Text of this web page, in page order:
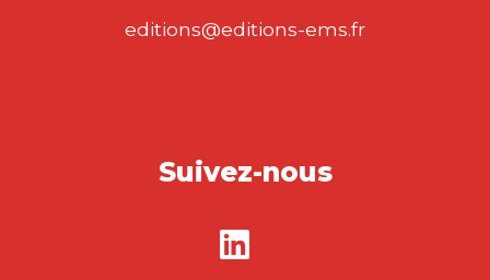
editions@editions-ems.fr
Suivez-nous